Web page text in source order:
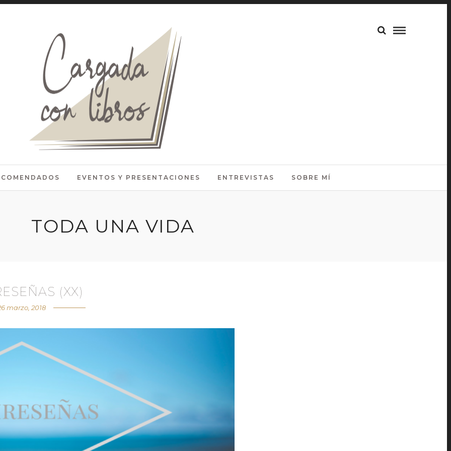
EVENTOS Y PRESENTACIONES ENTREVISTAS SOBRE MÍ
TODA UNA VIDA
(XX)
marzo, 2018